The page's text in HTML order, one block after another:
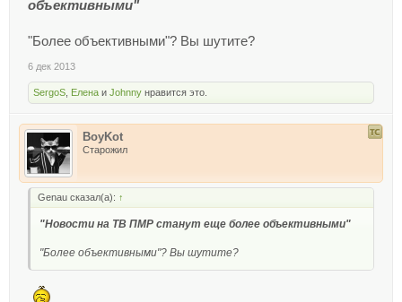
объективными"
"Более объективными"? Вы шутите?
6 дек 2013
SergoS Елена и Johnny нравится это.
BoyKot
Старожил
Genau сказал(а): ↑
"Новости на ТВ ПМР станут еще более объективными"
"Более объективными"? Вы шутите?